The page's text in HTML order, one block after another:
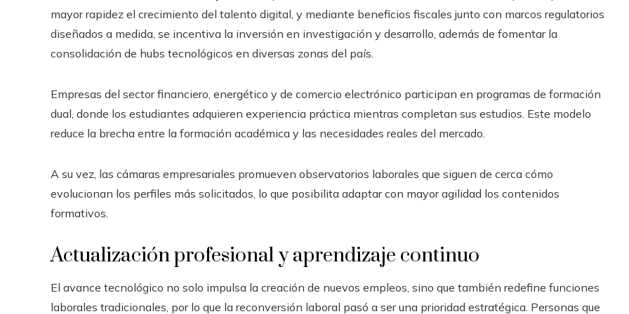
mayor rapidez el crecimiento del talento digital, y mediante beneficios fiscales junto con marcos regulatorios
diseñados a medida, se incentiva la inversión en investigación y desarrollo, además de fomentar la
consolidación de hubs tecnológicos en diversas zonas del país.
Empresas del sector financiero, energético y de comercio electrónico participan en programas de formación
dual, donde los estudiantes adquieren experiencia práctica mientras completan sus estudios. Este modelo
reduce la brecha entre la formación académica y las necesidades reales del mercado.
A su vez, las cámaras empresariales promueven observatorios laborales que siguen de cerca cómo
evolucionan los perfiles más solicitados, lo que posibilita adaptar con mayor agilidad los contenidos
formativos.
Actualización profesional y aprendizaje continuo
El avance tecnológico no solo impulsa la creación de nuevos empleos, sino que también redefine funciones
laborales tradicionales, por lo que la reconversión laboral pasó a ser una prioridad estratégica. Personas que